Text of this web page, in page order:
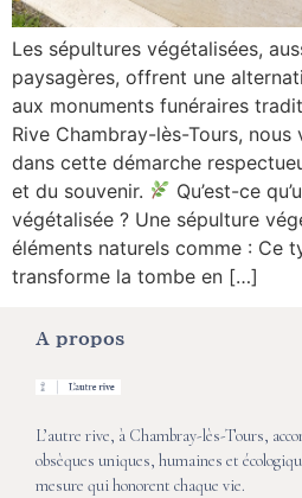
Les sépultures végétalisées,
paysagères, offrent une
aux monuments funéraires
Rive Chambray-lès-Tours,
dans cette démarche
et du souvenir.
Qu’est-ce
végétalisée ? Une sépulture
éléments naturels comme : Ce
transforme la tombe en […]
A propos
L’autre rive, à Chambray-lès-Tours,
obsèques uniques, humaines et
mesure qui honorent chaque vie.